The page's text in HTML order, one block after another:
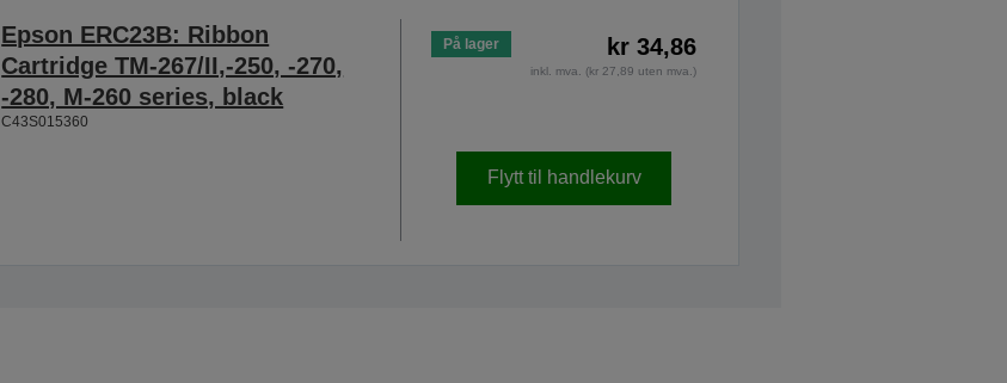
Epson ERC23B: Ribbon
Cartridge TM-267/II,-250, -270,
-280, M-260 series, black
C43S015360
På lager kr 34,86
inkl. mva. (kr 27,89 uten mva.)
Flytt til handlekurv